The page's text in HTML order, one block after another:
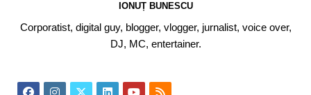
IONUȚ BUNESCU
Corporatist, digital guy, blogger, vlogger, jurnalist, voice over,
DJ, MC, entertainer.